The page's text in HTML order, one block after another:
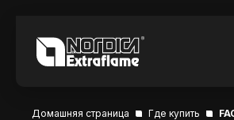
Домашняя страница Где купить